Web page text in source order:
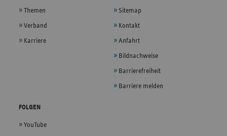
Themen
Verband
Karriere
Sitemap
Kontakt
Anfahrt
Bildnachweise
Barrierefreiheit
Barriere melden
FOLGEN
YouTube